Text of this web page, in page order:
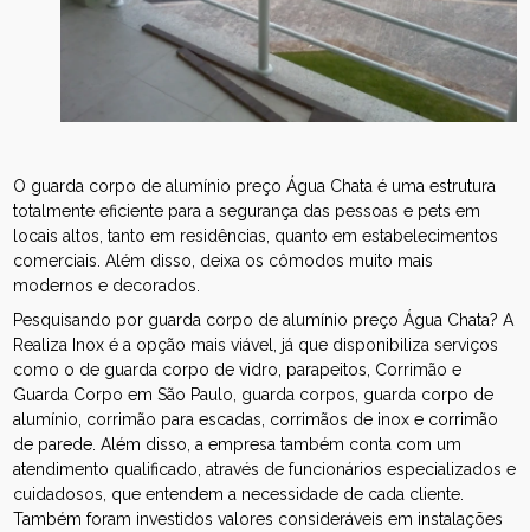
O guarda corpo de alumínio preço Água Chata é uma estrutura
totalmente eficiente para a segurança das pessoas e pets em
locais altos, tanto em residências, quanto em estabelecimentos
comerciais. Além disso, deixa os cômodos muito mais
modernos e decorados.
Pesquisando por guarda corpo de alumínio preço Água Chata? A
Realiza Inox é a opção mais viável, já que disponibiliza serviços
como o de guarda corpo de vidro, parapeitos, Corrimão e
Guarda Corpo em São Paulo, guarda corpos, guarda corpo de
alumínio, corrimão para escadas, corrimãos de inox e corrimão
de parede. Além disso, a empresa também conta com um
atendimento qualificado, através de funcionários especializados e
cuidadosos, que entendem a necessidade de cada cliente.
Também foram investidos valores consideráveis em instalações